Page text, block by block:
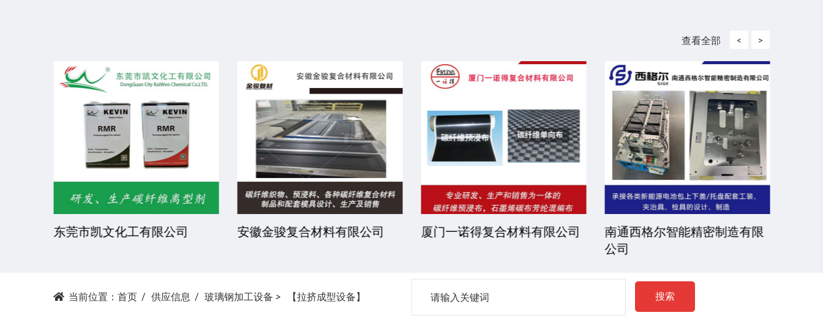
查看全部 <
东莞市凯文化工有限公司 安徽金骏复合材料有限公司 厦门一诺得复合材料有限公司
南通西格尔智能精密制造有限
公司
>
当前位置： 首页 供应信息 玻璃钢加工设备 > 【拉挤成型设备】 搜索